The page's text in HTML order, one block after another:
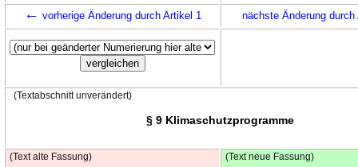
← vorherige Änderung durch Artikel 1 nächste Änderung
(Textabschnitt unverändert)
§ 9 Klimaschutzprogramme
(Text alte Fassung) (Text neue Fassung)